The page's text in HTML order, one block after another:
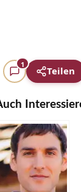
1
Teilen